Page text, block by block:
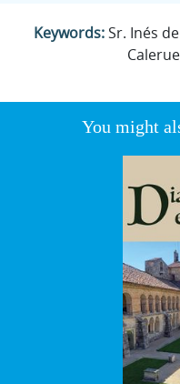
Keywords:Sr. Inés
You might